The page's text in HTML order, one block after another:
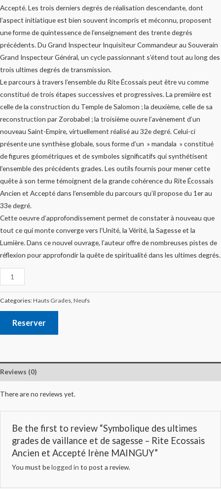
Accepté. Les trois derniers degrés de réalisation descendante, dont
l’aspect initiatique est bien souvent incompris et méconnu, proposent
une forme de quintessence de l’enseignement des trente degrés
précédents. Du Grand Inspecteur Inquisiteur Commandeur au Souverain
Grand Inspecteur Général, un cycle passionnant s’étend tout au long des
trois ultimes degrés de transmission.
Le parcours à travers l’ensemble du Rite Écossais peut être vu comme
constitué de trois étapes successives et progressives. La première est
celle de la construction du Temple de Salomon ; la deuxième, celle de sa
reconstruction par Zorobabel ; la troisième ouvre l’avènement d’un
nouveau Saint-Empire, virtuellement réalisé au 32e degré. Celui-ci
présente une synthèse globale, sous forme d’un » mandala » constitué
de figures géométriques et de symboles significatifs qui synthétisent
l’ensemble des précédents grades. Les outils fournis pour mener cette
quête à son terme témoignent de la grande cohérence du Rite Écossais
Ancien et Accepté dans l’ensemble du parcours qu’il propose du 1er au
33e degré.
Cette oeuvre d’approfondissement permet de constater à nouveau que
tout ce qui monte converge vers l’Unité, la Vérité, la Sagesse et la
Lumière. Dans ce nouvel ouvrage, l’auteur offre de nombreuses pistes de
réflexion pour approfondir la quête de spiritualité dans les ultimes degrés.
Categories:Hauts Grades, Neufs
Reserver
Reviews (0)
There are no reviews yet.
Be the first to review “Symbolique des ultimes
grades de vaillance et de sagesse – Rite Ecossais
Ancien et Accepté Irène MAINGUY”
You must belogged in to post a review.